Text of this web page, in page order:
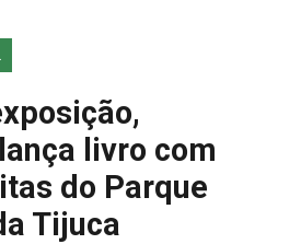
livro com
do Parque
Tijuca